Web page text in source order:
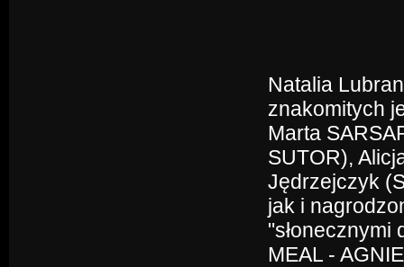
Natalia
znakomitych
Marta
SUTOR),
Jędrzejczyk
jak i
"słonecznymi
MEAL -